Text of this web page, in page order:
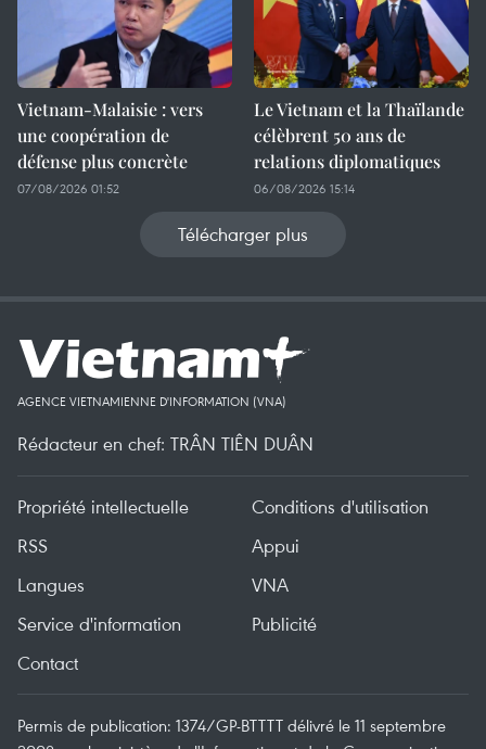
Vietnam-Malaisie : vers
une coopération de
défense plus concrète
07/08/2026 01:52
Le Vietnam et la Thaïlande
célèbrent 50 ans de
relations diplomatiques
06/08/2026 15:14
Télécharger plus
AGENCE VIETNAMIENNE D'INFORMATION (VNA)
Rédacteur en chef: TRÂN TIÊN DUÂN
Propriété intellectuelle
Conditions d'utilisation
RSS
Appui
Langues
VNA
Service d'information
Publicité
Contact
Permis de publication: 1374/GP-BTTTT délivré le 11 septembre